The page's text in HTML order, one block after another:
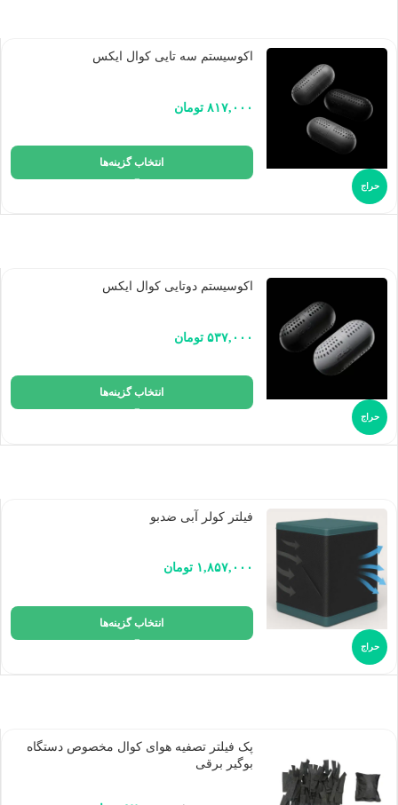
حراج
اکوسیستم سه تایی کوال ایکس
۸۱۷,۰۰۰ تومان
انتخاب گزینه‌ها
حراج
اکوسیستم دوتایی کوال ایکس
۵۳۷,۰۰۰ تومان
انتخاب گزینه‌ها
حراج
فیلتر کولر آبی ضدبو
۱,۸۵۷,۰۰۰ تومان
انتخاب گزینه‌ها
پک فیلتر تصفیه هوای کوال مخصوص دستگاه
بوگیر برقی